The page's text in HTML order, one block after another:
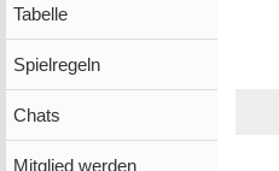
Tabelle
Spielregeln
Chats
Mitglied werden